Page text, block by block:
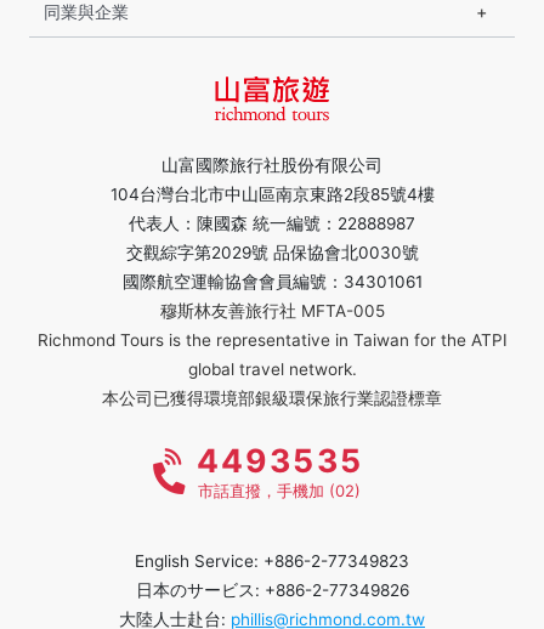
山富國際旅行社股份有限公司
104台灣台北市中山區南京東路2段85號4樓
代表人：陳國森 統一編號：22888987
交觀綜字第2029號 品保協會北0030號
國際航空運輸協會會員編號：34301061
穆斯林友善旅行社 MFTA-005
Richmond Tours is the representative in Taiwan for the ATPI
global travel network.
本公司已獲得環境部銀級環保旅行業認證標章
同業與企業
4493535
市話直撥，手機加 (02)
English Service: +886-2-77349823
日本のサービス: +886-2-77349826
大陸人士赴台: phillis@richmond.com.tw